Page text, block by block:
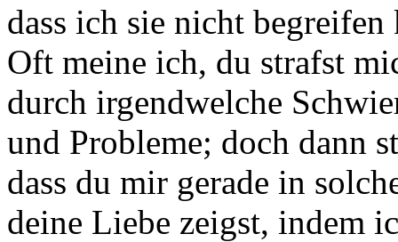
dass ich sie nicht begreifen
Oft meine ich, du strafst
durch irgendwelche
und Probleme; doch dann
dass du mir gerade in
deine Liebe zeigst, indem